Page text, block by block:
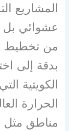
المشاريع
عشوائي بل
من تخطيط
بدقة إلى
الكويتية
الحرارة
مناطق مثل